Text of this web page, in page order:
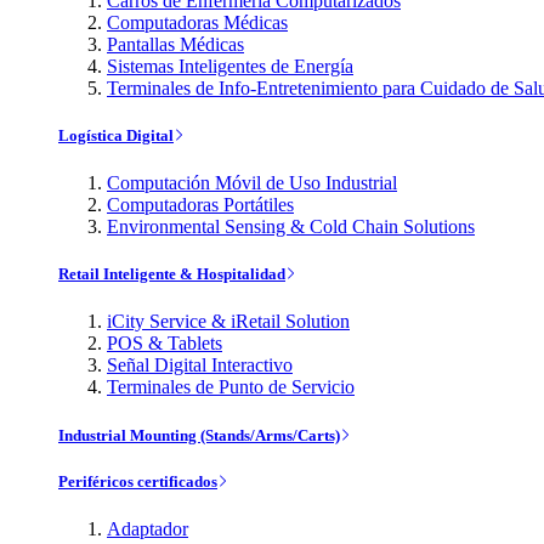
Computadoras Médicas
Pantallas Médicas
Sistemas Inteligentes de Energía
Terminales de Info-Entretenimiento para Cuidado de
Logística Digital
Computación Móvil de Uso Industrial
Computadoras Portátiles
Environmental Sensing & Cold Chain Solutions
Retail Inteligente & Hospitalidad
iCity Service & iRetail Solution
POS & Tablets
Señal Digital Interactivo
Terminales de Punto de Servicio
Industrial Mounting (Stands/Arms/Carts)
Periféricos certificados
Adaptador